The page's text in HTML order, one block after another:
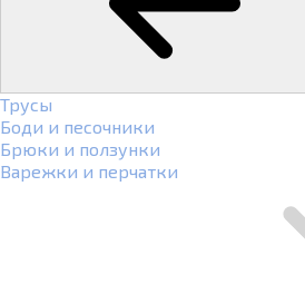
Трусы
Боди и песочники
Брюки и ползунки
Варежки и перчатки